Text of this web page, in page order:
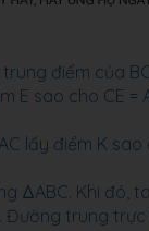
điểm của
E sao cho CE
lấy điểm K sao
ΔABC. Khi đó,
Đường trung